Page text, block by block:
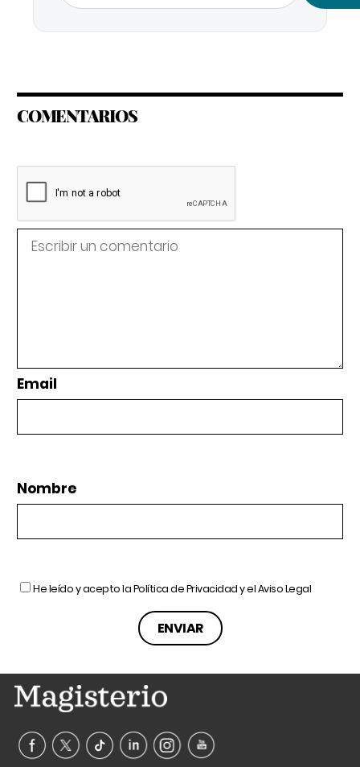
COMENTARIOS
Email
Nombre
He leído y acepto laPolítica de Privacidady elAviso Legal